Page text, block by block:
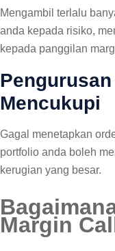
Mengambil terlalu
anda kepada risiko,
kepada panggilan
Mencukupi
Gagal menetapkan
portfolio anda boleh
kerugian yang besar.
Margin